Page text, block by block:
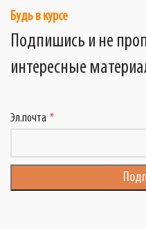
Будь в курсе
Подпишись и не
интересные
Эл.почта